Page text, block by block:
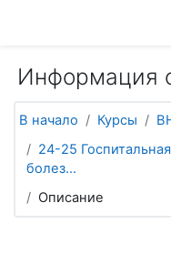
Информация
В начало Курсы
24-25
болез...
Описание